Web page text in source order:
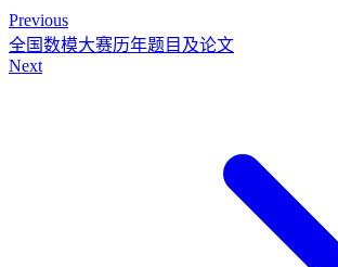
Previous
全国数模大赛历年题目及论文
Next